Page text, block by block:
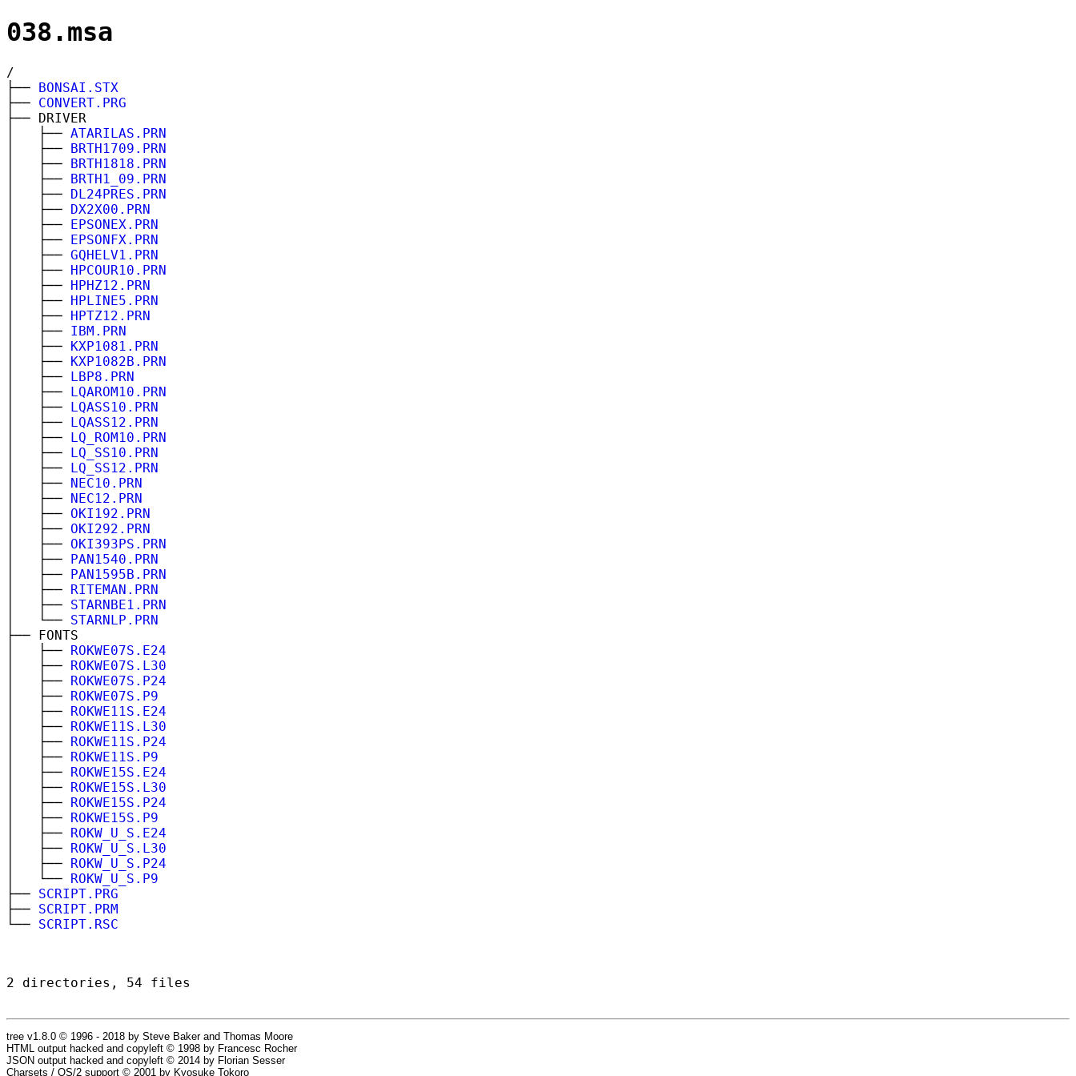
038.msa
/
├── BONSAI.STX
├── CONVERT.PRG
├── DRIVER
│ ├── ATARILAS.PRN
│ ├── BRTH1709.PRN
│ ├── BRTH1818.PRN
│ ├── BRTH1_09.PRN
│ ├── DL24PRES.PRN
│ ├── DX2X00.PRN
│ ├── EPSONEX.PRN
│ ├── EPSONFX.PRN
│ ├── GQHELV1.PRN
│ ├── HPCOUR10.PRN
│ ├── HPHZ12.PRN
│ ├── HPLINE5.PRN
│ ├── HPTZ12.PRN
│ ├── IBM.PRN
│ ├── KXP1081.PRN
│ ├── KXP1082B.PRN
│ ├── LBP8.PRN
│ ├── LQAROM10.PRN
│ ├── LQASS10.PRN
│ ├── LQASS12.PRN
│ ├── LQ_ROM10.PRN
│ ├── LQ_SS10.PRN
│ ├── LQ_SS12.PRN
│ ├── NEC10.PRN
│ ├── NEC12.PRN
│ ├── OKI192.PRN
│ ├── OKI292.PRN
│ ├── OKI393PS.PRN
│ ├── PAN1540.PRN
│ ├── PAN1595B.PRN
│ ├── RITEMAN.PRN
│ ├── STARNBE1.PRN
│ └── STARNLP.PRN
├── FONTS
│ ├── ROKWE07S.E24
│ ├── ROKWE07S.L30
│ ├── ROKWE07S.P24
│ ├── ROKWE07S.P9
│ ├── ROKWE11S.E24
│ ├── ROKWE11S.L30
│ ├── ROKWE11S.P24
│ ├── ROKWE11S.P9
│ ├── ROKWE15S.E24
│ ├── ROKWE15S.L30
│ ├── ROKWE15S.P24
│ ├── ROKWE15S.P9
│ ├── ROKW_U_S.E24
│ ├── ROKW_U_S.L30
│ ├── ROKW_U_S.P24
│ └── ROKW_U_S.P9
├── SCRIPT.PRG
├── SCRIPT.PRM
└── SCRIPT.RSC
2 directories, 54 files
tree v1.8.0 © 1996 - 2018 by Steve Baker and Thomas Moore
HTML output hacked and copyleft © 1998 by Francesc Rocher
JSON output hacked and copyleft © 2014 by Florian Sesser
Charsets / OS/2 support © 2001 by Kyosuke Tokoro